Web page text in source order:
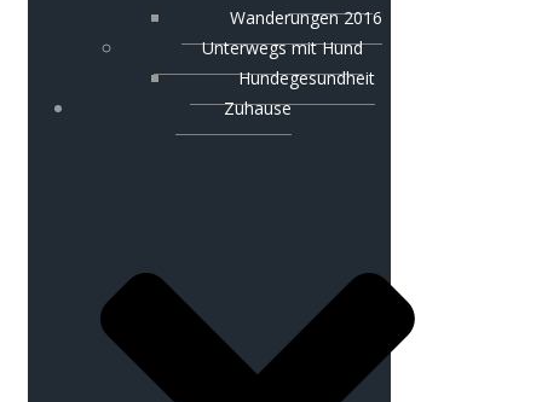
Wanderungen 2016
Unterwegs mit Hund
Hundegesundheit
Zuhause